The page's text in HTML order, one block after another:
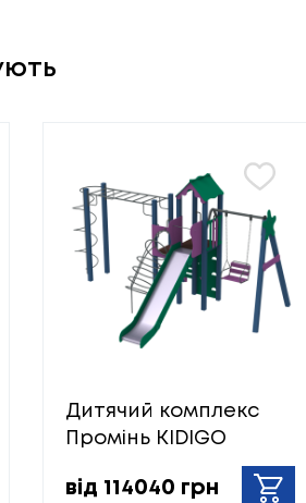
Дитячий комплекс
Промінь KIDIGO
від 114040 грн